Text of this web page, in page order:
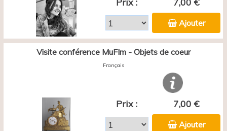
Ajouter
Visite conférence MuFIm - Objets de coeur
Français
Prix : 7,00 €
Ajouter